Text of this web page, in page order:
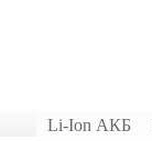
Li-Ion АКБ